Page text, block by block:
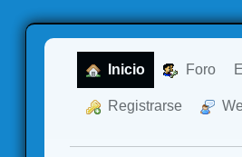
Inicio Foro
Registrarse